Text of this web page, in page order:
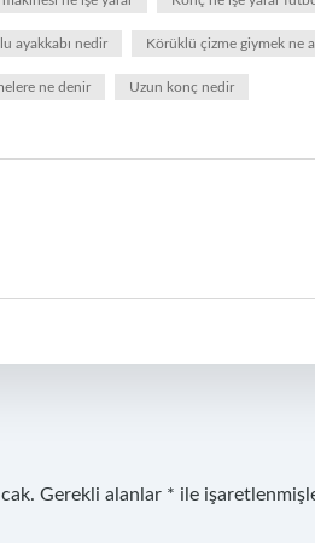
ayakkabı nedir Körüklü çizme giymek ne
ne denir Uzun konç nedir
Gerekli alanlar * ile